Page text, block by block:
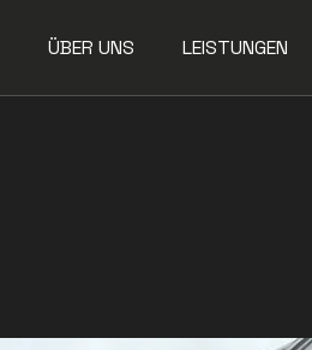
ÜBER UNS LEISTUNGEN